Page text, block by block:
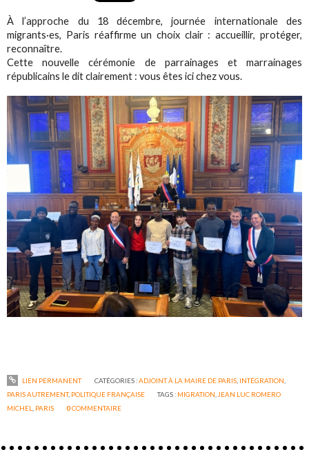
À l’approche du 18 décembre, journée internationale des
migrants·es, Paris réaffirme un choix clair : accueillir, protéger,
reconnaître.
Cette nouvelle cérémonie de parrainages et marrainages
républicains le dit clairement : vous êtes ici chez vous.
LIEN PERMANENT CATÉGORIES :ADJOINT À LA MAIRE DE PARIS, INTÉGRATION
PARIS AUTREMENT, POLITIQUE FRANÇAISE TAGS : MIGRATION JEAN LUC ROMERO
MICHEL
PARIS 0COMMENTAIRE